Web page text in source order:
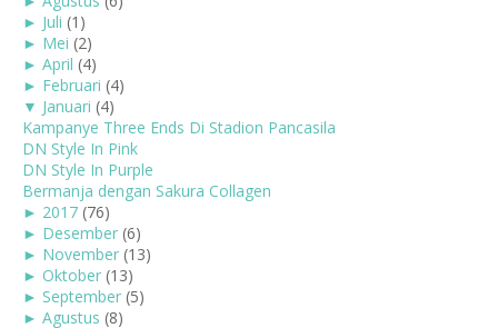
► Juli (1)
► Mei (2)
► April (4)
► Februari (4)
▼ Januari (4)
Kampanye Three Ends Di Stadion Pancasila
DN Style In Pink
DN Style In Purple
Bermanja dengan Sakura Collagen
► 2017 (76)
► Desember (6)
► November (13)
► Oktober (13)
► September (5)
► Agustus (8)